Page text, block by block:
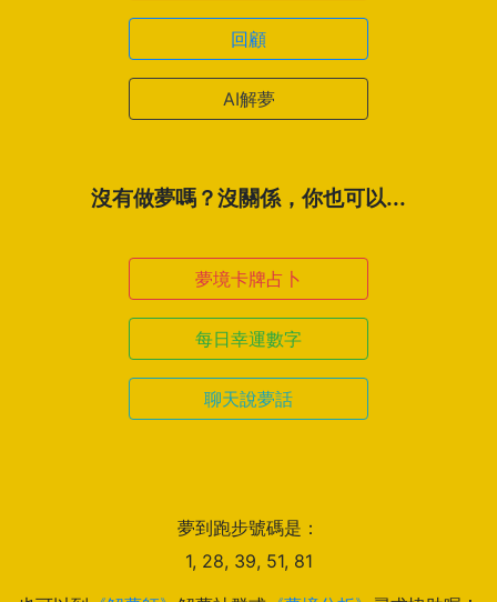
回顧
AI解夢
沒有做夢嗎？沒關係，你也可以...
夢境卡牌占卜
每日幸運數字
聊天說夢話
夢到跑步號碼是：
1, 28, 39, 51, 81